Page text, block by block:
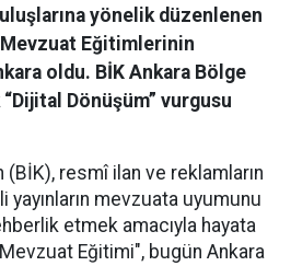
yönelik düzenlenen
Mevzuat Eğitimlerinin
oldu. BİK Ankara Bölge
Dönüşüm” vurgusu
(BİK), resmî ilan ve reklamların
mevzuata uyumunu
etmek amacıyla hayata
Eğitimi", bugün Ankara